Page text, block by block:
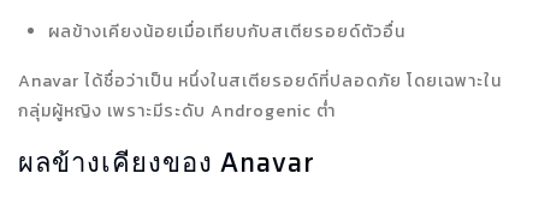
ผลข้างเคียงน้อยเมื่อเทียบกับสเตียรอยด์ตัวอื่น
Anavar ได้ชื่อว่าเป็น หนึ่งในสเตียรอยด์ที่ปลอดภัย โดยเฉพาะใน
กลุ่มผู้หญิง เพราะมีระดับ Androgenic ต่ำ
ผลข้างเคียงของ Anavar